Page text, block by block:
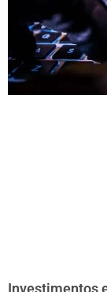
Investimentos